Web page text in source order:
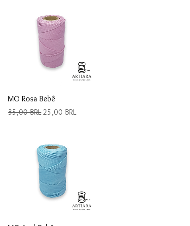
Vista rápida
MO Rosa Bebê
Precio
35,00 BRL Precio de oferta
25,00 BRL